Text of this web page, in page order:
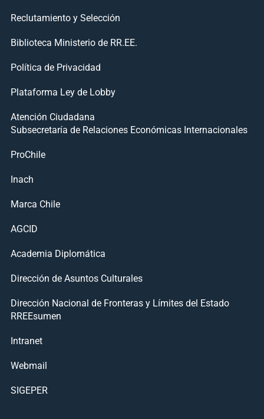
Reclutamiento y Selección
Biblioteca Ministerio de RR.EE.
Política de Privacidad
Plataforma Ley de Lobby
Atención Ciudadana
Subsecretaría de Relaciones Económicas Internacionales
ProChile
Inach
Marca Chile
AGCID
Academia Diplomática
Dirección de Asuntos Culturales
Dirección Nacional de Fronteras y Límites del Estado
RREEsumen
Intranet
Webmail
SIGEPER